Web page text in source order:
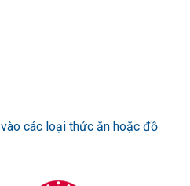
các loại thức ăn hoặc đồ